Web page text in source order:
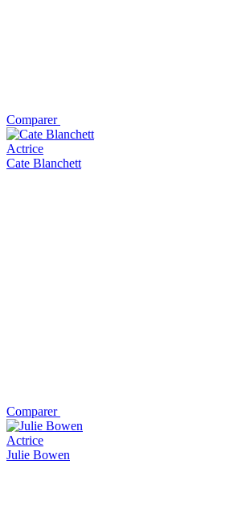
Comparer
Actrice
Cate Blanchett
Comparer
Actrice
Julie Bowen